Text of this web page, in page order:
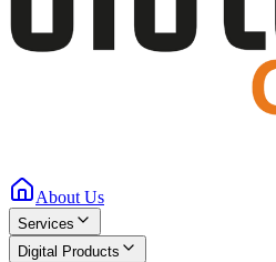
About Us
Services
Digital Products